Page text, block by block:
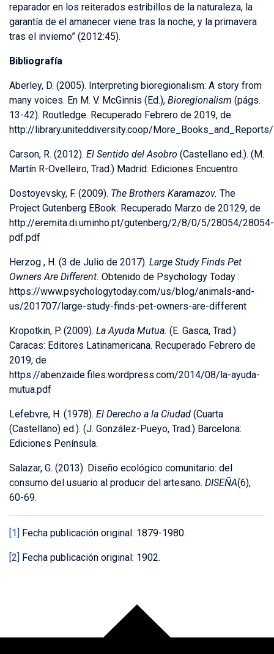
reparador en los reiterados estribillos de la naturaleza, la
garantía de el amanecer viene tras la noche, y la primavera
tras el invierno” (2012:45).
Bibliografía
Aberley, D. (2005). Interpreting bioregionalism: A story from
many voices. En M. V. McGinnis (Ed.), Bioregionalism (págs.
13-42). Routledge. Recuperado Febrero de 2019, de
http://library.uniteddiversity.coop/
Carson, R. (2012). El Sentido del Asobro (Castellano ed.). (M.
Martín R-Ovelleiro, Trad.) Madrid: Ediciones Encuentro.
Dostoyevsky, F. (2009). The Brothers Karamazov. The
Project Gutenberg EBook. Recuperado Marzo de 20129, de
http://eremita.di.uminho.pt/gutenberg/2/8/0/5/28054/28054-
pdf.pdf
Herzog , H. (3 de Julio de 2017). Large Study Finds Pet
Owners Are Different. Obtenido de Psychology Today :
https://www.psychologytoday.com/us/blog/animals-and-
us/201707/large-study-finds-pet-owners-are-different
Kropotkin, P. (2009). La Ayuda Mutua. (E. Gasca, Trad.)
Caracas: Editores Latinamericana. Recuperado Febrero de
2019, de
https://abenzaide.files.wordpress.com/2014/08/la-ayuda-
mutua.pdf
Lefebvre, H. (1978). El Derecho a la Ciudad (Cuarta
(Castellano) ed.). (J. González-Pueyo, Trad.) Barcelona:
Ediciones Península.
Salazar, G. (2013). Diseño ecológico comunitario: del
consumo del usuario al producir del artesano. DISEÑA(6),
60-69.
[1] Fecha publicación original: 1879-1980.
[2] Fecha publicación original: 1902.